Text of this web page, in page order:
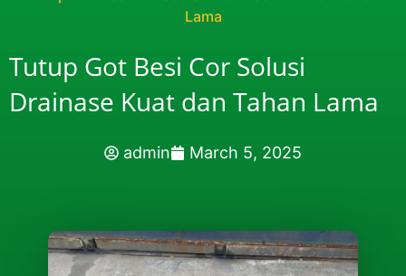
Lama
Tutup Got Besi Cor Solusi
Drainase Kuat dan Tahan Lama
admin March 5, 2025